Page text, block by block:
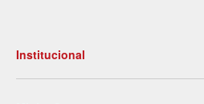
Institucional